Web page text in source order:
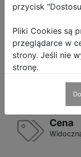
Worek
żeglarska 20l
Cena
przycisk
Pliki Cookies są
przeglądarce w
strony. Jeśli nie
stronę.